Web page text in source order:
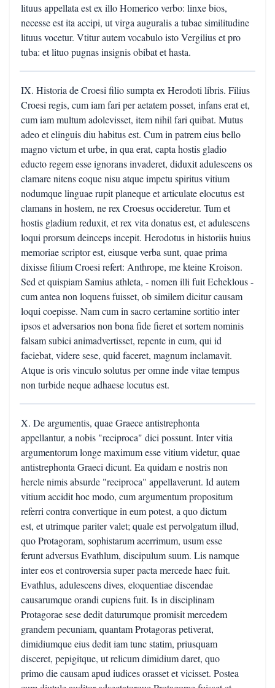
lituus appellata est ex illo Homerico verbo: linxe bios,
necesse est ita accipi, ut virga auguralis a tubae similitudine
lituus vocetur. Vtitur autem vocabulo isto Vergilius et pro
tuba: et lituo pugnas insignis obibat et hasta.
IX. Historia de Croesi filio sumpta ex Herodoti libris. Filius
Croesi regis, cum iam fari per aetatem posset, infans erat et,
cum iam multum adolevisset, item nihil fari quibat. Mutus
adeo et elinguis diu habitus est. Cum in patrem eius bello
magno victum et urbe, in qua erat, capta hostis gladio
educto regem esse ignorans invaderet, diduxit adulescens os
clamare nitens eoque nisu atque impetu spiritus vitium
nodumque linguae rupit planeque et articulate elocutus est
clamans in hostem, ne rex Croesus occideretur. Tum et
hostis gladium reduxit, et rex vita donatus est, et adulescens
loqui prorsum deinceps incepit. Herodotus in historiis huius
memoriae scriptor est, eiusque verba sunt, quae prima
dixisse filium Croesi refert: Anthrope, me kteine Kroison.
Sed et quispiam Samius athleta, - nomen illi fuit Echeklous -
cum antea non loquens fuisset, ob similem dicitur causam
loqui coepisse. Nam cum in sacro certamine sortitio inter
ipsos et adversarios non bona fide fieret et sortem nominis
falsam subici animadvertisset, repente in eum, qui id
faciebat, videre sese, quid faceret, magnum inclamavit.
Atque is oris vinculo solutus per omne inde vitae tempus
non turbide neque adhaese locutus est.
X. De argumentis, quae Graece antistrephonta
appellantur, a nobis "reciproca" dici possunt. Inter vitia
argumentorum longe maximum esse vitium videtur, quae
antistrephonta Graeci dicunt. Ea quidam e nostris non
hercle nimis absurde "reciproca" appellaverunt. Id autem
vitium accidit hoc modo, cum argumentum propositum
referri contra convertique in eum potest, a quo dictum
est, et utrimque pariter valet; quale est pervolgatum illud,
quo Protagoram, sophistarum acerrimum, usum esse
ferunt adversus Evathlum, discipulum suum. Lis namque
inter eos et controversia super pacta mercede haec fuit.
Evathlus, adulescens dives, eloquentiae discendae
causarumque orandi cupiens fuit. Is in disciplinam
Protagorae sese dedit daturumque promisit mercedem
grandem pecuniam, quantam Protagoras petiverat,
dimidiumque eius dedit iam tunc statim, priusquam
disceret, pepigitque, ut relicum dimidium daret, quo
primo die causam apud iudices orasset et vicisset. Postea